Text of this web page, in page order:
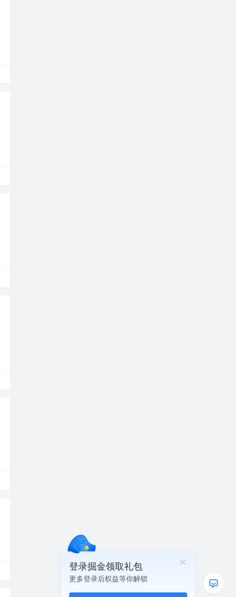
登录掘金领取礼包
更多登录后权益等你解锁